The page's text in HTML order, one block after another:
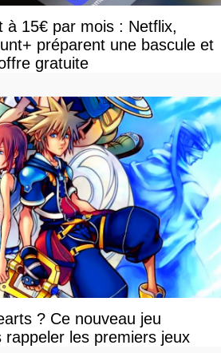
à 15€ par mois : Netflix,
préparent une bascule et
gratuite
? Ce nouveau jeu
les premiers jeux